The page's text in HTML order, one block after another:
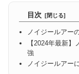
目次
ノイジールアー
【2024年最新
強
ノイジールアー